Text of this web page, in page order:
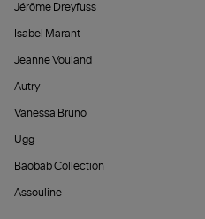
Jérôme Dreyfuss
Isabel Marant
Jeanne Vouland
Autry
Vanessa Bruno
Ugg
Baobab Collection
Assouline